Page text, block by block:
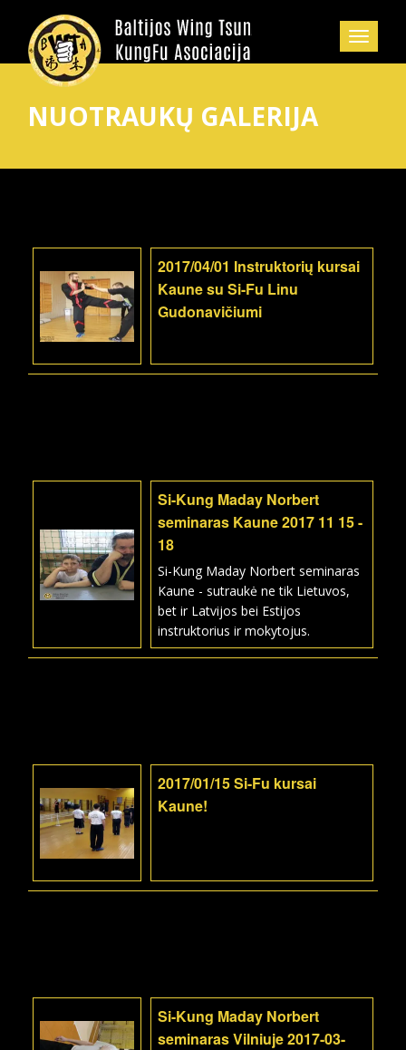
NUOTRAUKŲ GALERIJA
2017/04/01 Instruktorių kursai
Kaune su Si-Fu Linu
Gudonavičiumi
Si-Kung Maday Norbert
seminaras Kaune 2017 11 15 -
18
Si-Kung Maday Norbert seminaras
Kaune - sutraukė ne tik Lietuvos,
bet ir Latvijos bei Estijos
instruktorius ir mokytojus.
2017/01/15 Si-Fu kursai
Kaune!
Si-Kung Maday Norbert
seminaras Vilniuje 2017-03-